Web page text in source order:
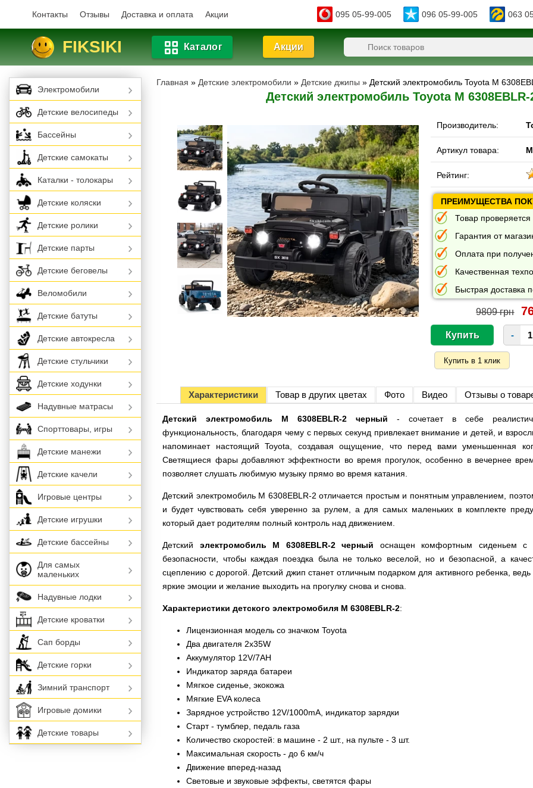
Контакты Отзывы Доставка и оплата Акции 095 05-99-005 096 05-99-005 063
FIKSIKI Каталог Акции
Главная » Детские электромобили » Детские джипы » Детский электромобиль Toyota M
Детский электромобиль Toyota M
Производитель:
Артикул товара:
Рейтинг:
ПРЕИМУЩЕСТВА
Товар
Гарантия от
Оплата при
Качественная
Быстрая доставка
9809 грн
-
Характеристики Товар в других цветах Фото Видео Отзывы о
Детский электромобиль M 6308EBLR-2 черный - сочетает в себе
функциональность, благодаря чему с первых секунд привлекает внимание и детей, и
напоминает настоящий Toyota, создавая ощущение, что перед вами уменьшенная
Светящиеся фары добавляют эффектности во время прогулок, особенно в вечернее
позволяет слушать любимую музыку прямо во время катания.
Детский электромобиль M 6308EBLR-2 отличается простым и понятным управлением,
и будет чувствовать себя уверенно за рулем, а для самых маленьких в комплекте
который дает родителям полный контроль над движением.
Детский электромобиль M 6308EBLR-2 черный оснащен комфортным сиденьем
безопасности, чтобы каждая поездка была не только веселой, но и безопасной, а
сцеплению с дорогой. Детский джип станет отличным подарком для активного ребенка,
яркие эмоции и желание выходить на прогулку снова и снова.
Характеристики детского электромобиля M 6308EBLR-2:
Лицензионная модель со значком Toyota
Два двигателя 2х35W
Аккумулятор 12V/7AH
Индикатор заряда батареи
Мягкое сиденье, экокожа
Мягкие EVA колеса
Зарядное устройство 12V/1000mA, индикатор зарядки
Старт - тумблер, педаль газа
Количество скоростей: в машине - 2 шт., на пульте - 3 шт.
Максимальная скорость - до 6 км/ч
Движение вперед-назад
Световые и звуковые эффекты, светятся фары
Электромобили
Детские велосипеды
Бассейны
Детские самокаты
Каталки - толокары
Детские коляски
Детские ролики
Детские парты
Детские беговелы
Веломобили
Детские батуты
Детские автокресла
Детские стульчики
Детские ходунки
Надувные матрасы
Спорттовары, игры
Детские манежи
Детские качели
Игровые центры
Детские игрушки
Детские бассейны
Для самых
маленьких
Надувные лодки
Детские кроватки
Сап борды
Детские горки
Зимний транспорт
Игровые домики
Детские товары